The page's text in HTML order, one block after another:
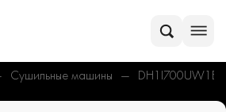
Сушильные машины